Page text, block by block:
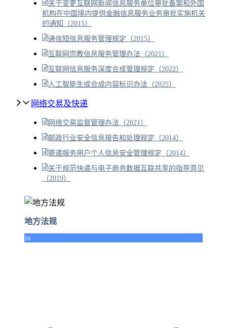
关于变更互联网新闻信息服务单位审批备案和外国
机构在中国境内提供金融信息服务业务审批实施机关
的通知（2015）
通信短信息服务管理规定（2015）
互联网宗教信息服务管理办法（2021）
互联网信息服务深度合成管理规定（2022）
人工智能生成合成内容标识办法（2025）
网络交易及快递
网络交易监督管理办法（2021）
邮政行业安全信息报告和处理规定（2014）
寄递服务用户个人信息安全管理规定（2014）
关于规范快递与电子商务数据互联共享的指导意见
（2019）
地方法规
16